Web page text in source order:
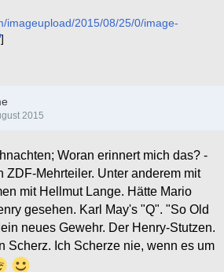
imageupload/2015/08/25/0/image-
]
2015
Woran erinnert mich das? -
ZDF-Mehrteiler. Unter anderem mit
mit Hellmut Lange. Hätte Mario
gesehen. Karl May's "Q". "So Old
neues Gewehr. Der Henry-Stutzen.
Scherz. Ich Scherze nie, wenn es um